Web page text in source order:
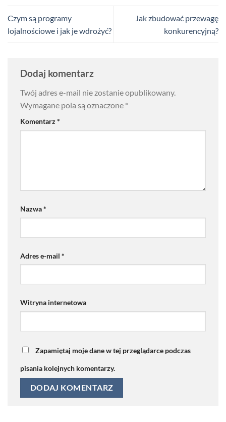
Czym są programy
lojalnościowe i jak je wdrożyć?
Jak zbudować przewagę
konkurencyjną?
Dodaj komentarz
Twój adres e-mail nie zostanie opublikowany.
Wymagane pola są oznaczone *
Komentarz*
Nazwa*
Adres e-mail *
Witryna internetowa
Zapamiętaj moje dane w tej przeglądarce podczas
pisania kolejnych komentarzy.